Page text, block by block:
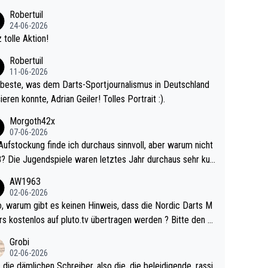
Da gewinnst keinen Blumentopf - ist ja n
eines Kreisligisten vs einem Bu
Robertuil
24-06-2026
tolle Aktion!
Robertuil
11-06-2026
was dem Darts-Sportjournalismus in Deutschland
konnte, Adrian Geiler! Tolles Portrait :).
Morgoth42x
07-06-2026
finde ich durchaus sinnvoll, aber warum nicht
sehr kur
Somit ändert die automatische Qualifikation des Weltm
nichts. Ich denke sie wollen damit für nächste
wenig WDF Turniere spielen. Dies war bei Archie Self l
Jahr der Fall. Er musste als amtierender Weltmeister d
AW1963
02-06-2026
M
kostenlos auf pluto.tv übertragen werden ? Bitte den A
Grobi
02-06-2026